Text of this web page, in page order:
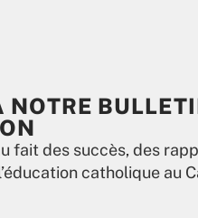
NOTRE
fait des succès, des
catholique au